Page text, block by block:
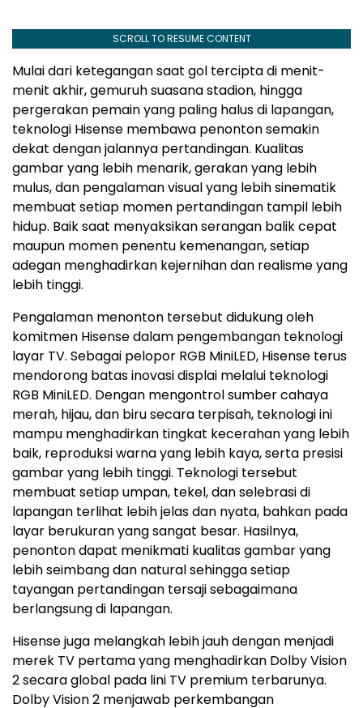
SCROLL TO RESUME CONTENT
Mulai dari ketegangan saat gol tercipta di menit-
menit akhir, gemuruh suasana stadion, hingga
pergerakan pemain yang paling halus di lapangan,
teknologi Hisense membawa penonton semakin
dekat dengan jalannya pertandingan. Kualitas
gambar yang lebih menarik, gerakan yang lebih
mulus, dan pengalaman visual yang lebih sinematik
membuat setiap momen pertandingan tampil lebih
hidup. Baik saat menyaksikan serangan balik cepat
maupun momen penentu kemenangan, setiap
adegan menghadirkan kejernihan dan realisme yang
lebih tinggi.
Pengalaman menonton tersebut didukung oleh
komitmen Hisense dalam pengembangan teknologi
layar TV. Sebagai pelopor RGB MiniLED, Hisense terus
mendorong batas inovasi displai melalui teknologi
RGB MiniLED. Dengan mengontrol sumber cahaya
merah, hijau, dan biru secara terpisah, teknologi ini
mampu menghadirkan tingkat kecerahan yang lebih
baik, reproduksi warna yang lebih kaya, serta presisi
gambar yang lebih tinggi. Teknologi tersebut
membuat setiap umpan, tekel, dan selebrasi di
lapangan terlihat lebih jelas dan nyata, bahkan pada
layar berukuran yang sangat besar. Hasilnya,
penonton dapat menikmati kualitas gambar yang
lebih seimbang dan natural sehingga setiap
tayangan pertandingan tersaji sebagaimana
berlangsung di lapangan.
Hisense juga melangkah lebih jauh dengan menjadi
merek TV pertama yang menghadirkan Dolby Vision
2 secara global pada lini TV premium terbarunya.
Dolby Vision 2 menjawab perkembangan